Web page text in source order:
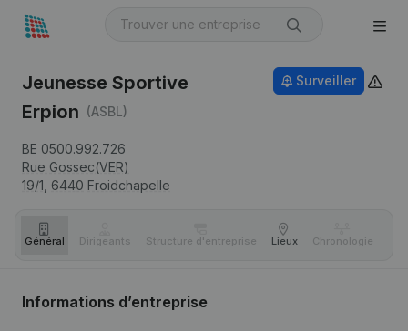
Jeunesse Sportive
Erpion (ASBL)
BE 0500.992.726
Rue Gossec(VER)
19/1, 6440 Froidchapelle
Surveiller
Général Dirigeants Structure d'entreprise Lieux Chronologie
Informations d’entreprise